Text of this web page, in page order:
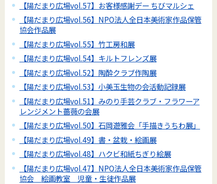
【陽だまり広場vol.57】お客様感謝デー ちびマルシェ
【陽だまり広場vol.56】NPO法人全日本美術家作品保管
協会作品展
【陽だまり広場vol.55】竹工房和展
【陽だまり広場vol.54】キルトフレンズ展
【陽だまり広場vol.52】陶酔クラブ作陶展
【陽だまり広場vol.53】小美玉生物の会活動記録展
【陽だまり広場vol.51】みのり手芸クラブ・フラワーア
レンジメント薔薇の会展
【陽だまり広場vol.50】石岡遊雅会「手描きうちわ展」
【陽だまり広場vol.49】書・盆栽・絵画展
【陽だまり広場vol.48】ハクビ和紙ちぎり絵展
【陽だまり広場vol.47】NPO法人全日本美術家作品保管
協会 絵画教室 児童・生徒作品展